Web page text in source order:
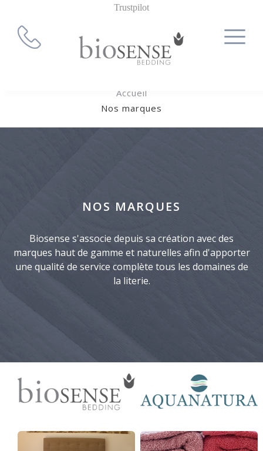
Trustpilot
Accueil
Nos marques
NOS MARQUES
Biosense s'associe depuis sa création avec des
marques haut de gamme et naturelles afin d'apporter
une qualité de service complète tous les domaines de
la literie.